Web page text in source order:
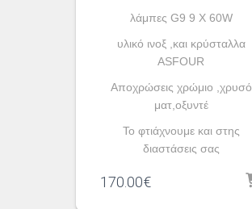
λάμπες G9 9 X 60W
υλικό ινοξ ,και κρύσταλλα
ASFOUR
Aποχρώσεις χρώμιο ,χρυσό
ματ,οξυντέ
To φτιάχνουμε και στης
διαστάσεις σας
170.00€